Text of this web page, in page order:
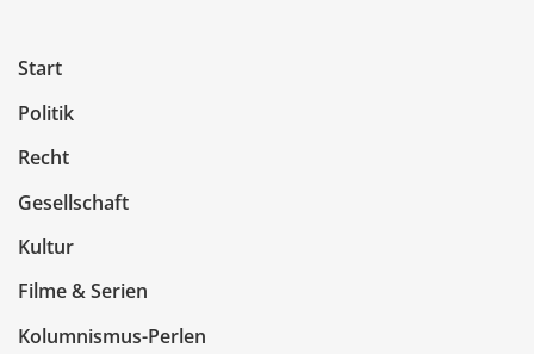
Start
Politik
Recht
Gesellschaft
Kultur
Filme & Serien
Kolumnismus-Perlen